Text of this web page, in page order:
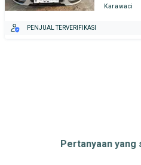
Karawaci
PENJUAL TERVERIFIKASI
Pertanyaan yang